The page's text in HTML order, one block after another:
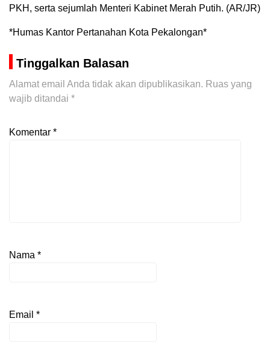
PKH, serta sejumlah Menteri Kabinet Merah Putih. (AR/JR)
*Humas Kantor Pertanahan Kota Pekalongan*
Tinggalkan Balasan
Alamat email Anda tidak akan dipublikasikan. Ruas yang
wajib ditandai *
Komentar *
Nama *
Email *